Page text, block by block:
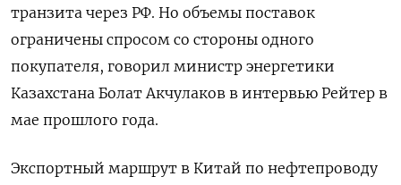
транзита через РФ. Но объемы поставок
ограничены спросом со стороны одного
покупателя, говорил министр энергетики
Казахстана Болат Акчулаков в интервью Рейтер в
мае прошлого года.
Экспортный маршрут в Китай по нефтепроводу